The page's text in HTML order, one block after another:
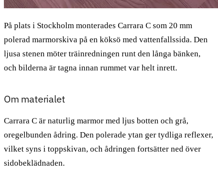
På plats i Stockholm monterades Carrara C som 20 mm
polerad marmorskiva på en köksö med vattenfallssida. Den
ljusa stenen möter träinredningen runt den långa bänken,
och bilderna är tagna innan rummet var helt inrett.
Om materialet
Carrara C är naturlig marmor med ljus botten och grå,
oregelbunden ådring. Den polerade ytan ger tydliga reflexer,
vilket syns i toppskivan, och ådringen fortsätter ned över
sidobeklädnaden.